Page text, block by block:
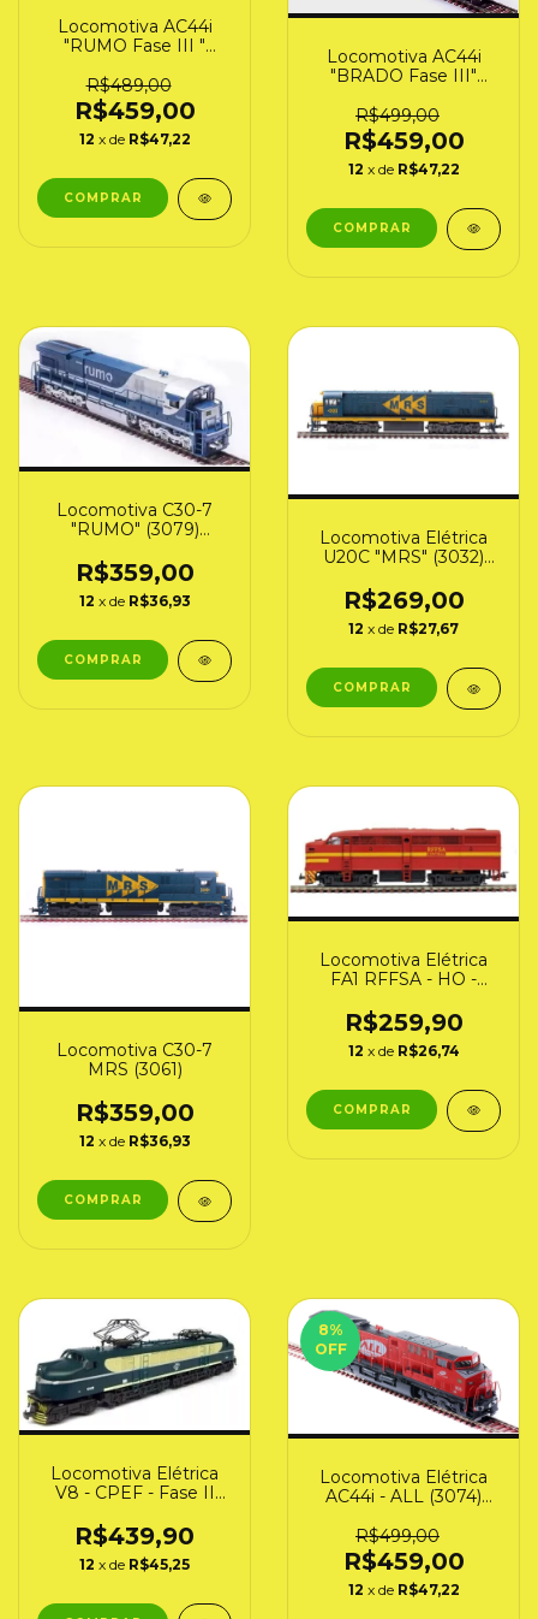
Locomotiva AC44i
"RUMO Fase III "
R$489,00
R$459,00
12 x de R$47,22
Locomotiva AC44i
"BRADO Fase III"
R$499,00
R$459,00
12 x de R$47,22
Locomotiva C30-7
"RUMO" (3079)
R$359,00
12 x de R$36,93
Locomotiva Elétrica
U20C "MRS" (3032)
R$269,00
12 x de R$27,67
Locomotiva C30-7
MRS (3061)
R$359,00
12 x de R$36,93
Locomotiva Elétrica
FA1 RFFSA - HO -
R$259,90
12 x de R$26,74
Locomotiva Elétrica
V8 - CPEF - Fase II
R$439,90
12 x de R$45,25
8%
OFF
Locomotiva Elétrica
AC44i - ALL (3074)
R$499,00
R$459,00
12 x de R$47,22